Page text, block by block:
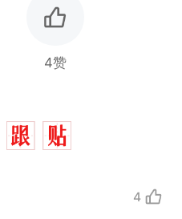
4赞
4